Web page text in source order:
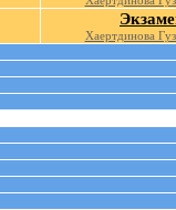
Хаертдинова